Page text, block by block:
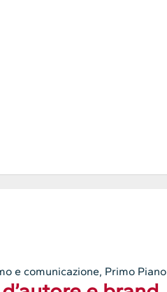
e comunicazione, Primo Piano